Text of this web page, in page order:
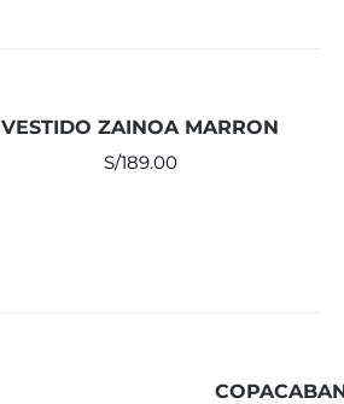
VESTIDO ZAINOA MARRON
S/189.00